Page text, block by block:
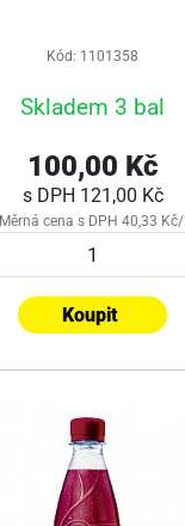
Kód: 1101358
Skladem 3 bal
100,00 Kč
s DPH 121,00 Kč
Měrná cena s DPH 40,33 Kč/l
Koupit